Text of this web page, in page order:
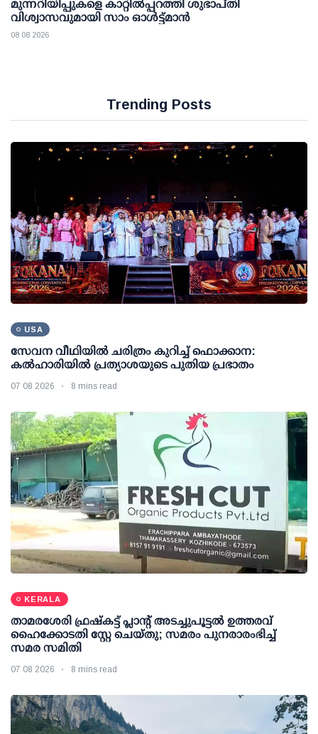
മുന്നറിയിപ്പുകളെ കാറ്റില്‍പ്പറത്തി ശുഭാപ്തി
വിശ്വാസവുമായി സാം ഓള്‍ട്ട്മാന്‍
08 08 2026
Trending Posts
USA
സേവന വീഥിയില്‍ ചരിത്രം കുറിച്ച് ഫൊക്കാന:
കല്‍ഹാരിയില്‍ പ്രത്യാശയുടെ പുതിയ പ്രഭാതം
07 08 2026 8 mins read
KERALA
താമരശേരി ഫ്രഷ്കട്ട് പ്ലാന്റ് അടച്ചുപൂട്ടൽ ഉത്തരവ്
ഹൈക്കോടതി സ്റ്റേ ചെയ്തു; സമരം പുനരാരംഭിച്ച്
സമര സമിതി
07 08 2026 8 mins read